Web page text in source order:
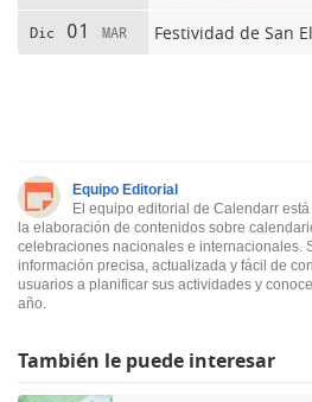
Dic 01 MAR Festividad de San
Equipo Editorial
El equipo editorial de Calendarr
la elaboración de contenidos sobre
celebraciones nacionales e internacionales.
información precisa, actualizada y fácil de
usuarios a planificar sus actividades y
año.
También le puede interesar